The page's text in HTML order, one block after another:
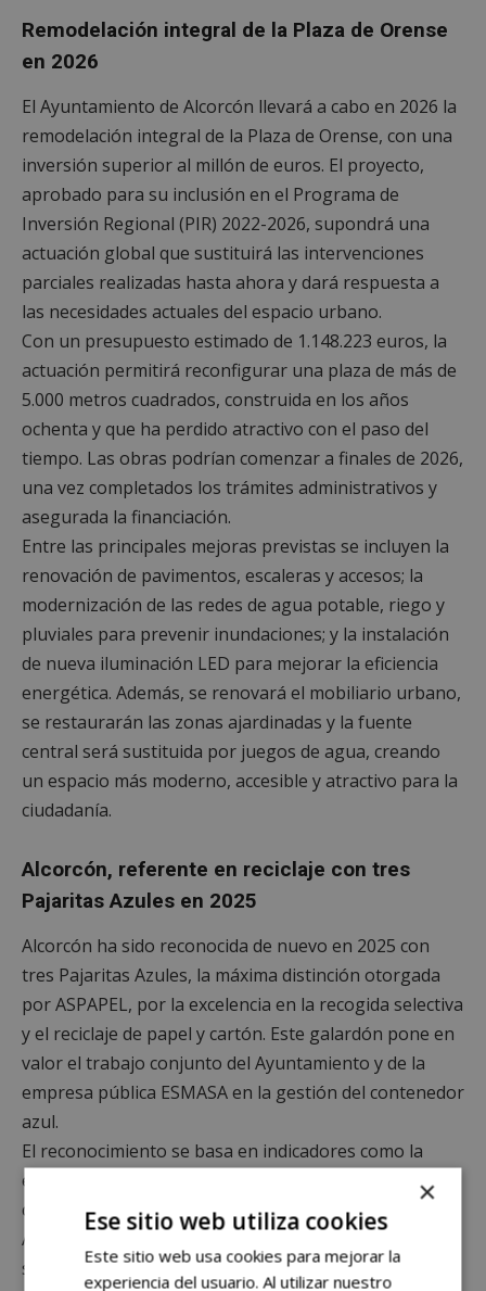
Remodelación integral de la Plaza de Orense
en 2026
El Ayuntamiento de Alcorcón llevará a cabo en 2026 la
remodelación integral de la Plaza de Orense, con una
inversión superior al millón de euros. El proyecto,
aprobado para su inclusión en el Programa de
Inversión Regional (PIR) 2022-2026, supondrá una
actuación global que sustituirá las intervenciones
parciales realizadas hasta ahora y dará respuesta a
las necesidades actuales del espacio urbano.
Con un presupuesto estimado de 1.148.223 euros, la
actuación permitirá reconfigurar una plaza de más de
5.000 metros cuadrados, construida en los años
ochenta y que ha perdido atractivo con el paso del
tiempo. Las obras podrían comenzar a finales de 2026,
una vez completados los trámites administrativos y
asegurada la financiación.
Entre las principales mejoras previstas se incluyen la
renovación de pavimentos, escaleras y accesos; la
modernización de las redes de agua potable, riego y
pluviales para prevenir inundaciones; y la instalación
de nueva iluminación LED para mejorar la eficiencia
energética. Además, se renovará el mobiliario urbano,
se restaurarán las zonas ajardinadas y la fuente
central será sustituida por juegos de agua, creando
un espacio más moderno, accesible y atractivo para la
ciudadanía.
Alcorcón, referente en reciclaje con tres
Pajaritas Azules en 2025
Alcorcón ha sido reconocida de nuevo en 2025 con
tres Pajaritas Azules, la máxima distinción otorgada
por ASPAPEL, por la excelencia en la recogida selectiva
y el reciclaje de papel y cartón. Este galardón pone en
valor el trabajo conjunto del Ayuntamiento y de la
empresa pública ESMASA en la gestión del contenedor
azul.
El reconocimiento se basa en indicadores como la
eficacia del servicio, la planificación y las campañas de
concienciación ciudadana. Con este nuevo premio,
Alcorcón consolida su posición como referente en
sostenibilidad y economía circular, revalidando un
×
Ese sitio web utiliza cookies
Este sitio web usa cookies para mejorar la
experiencia del usuario. Al utilizar nuestro